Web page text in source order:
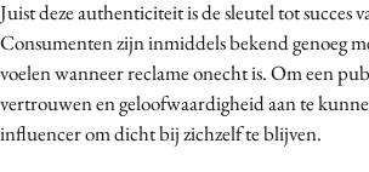
Juist deze authenticiteit is de sleutel tot succes
Consumenten zijn inmiddels bekend genoeg
voelen wanneer reclame onecht is. Om een
vertrouwen en geloofwaardigheid aan te
influencer om dicht bij zichzelf te blijven.